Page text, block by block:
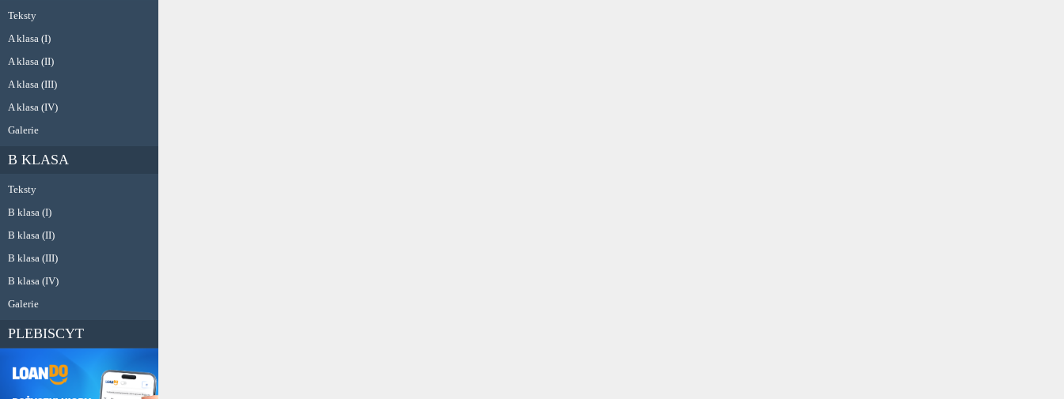
Teksty
A klasa (I)
A klasa (II)
A klasa (III)
A klasa (IV)
Galerie
B KLASA
Teksty
B klasa (I)
B klasa (II)
B klasa (III)
B klasa (IV)
Galerie
PLEBISCYT